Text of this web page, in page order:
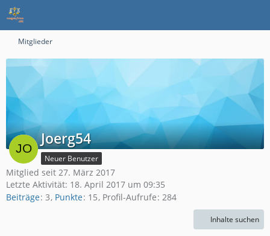
Mitglieder
Joerg54
Neuer Benutzer
Mitglied seit 27. März 2017
Letzte Aktivität: 18. April 2017 um 09:35
Beiträge 3 Punkte 15 Profil-Aufrufe 284
Inhalte suchen